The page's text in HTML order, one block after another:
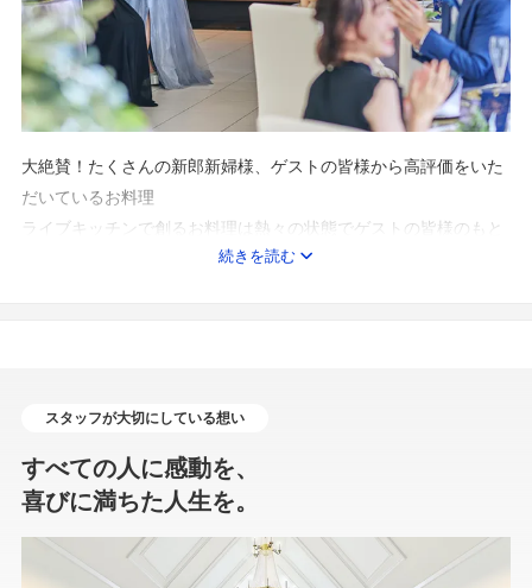
大絶賛！たくさんの新郎新婦様、ゲストの皆様から高評価をいた
だいているお料理
ライブキッチンで創るお料理は熱々の状態でゲストの皆様のもと
続きを読む
スタッフが大切にしている想い
すべての人に感動を、
喜びに満ちた人生を。